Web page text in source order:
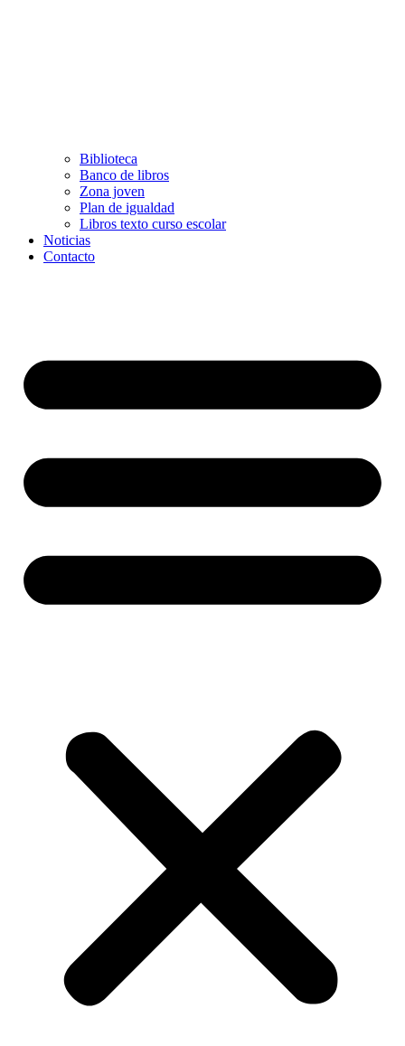
Biblioteca
Banco de libros
Zona joven
Plan de igualdad
Libros texto curso escolar
Noticias
Contacto